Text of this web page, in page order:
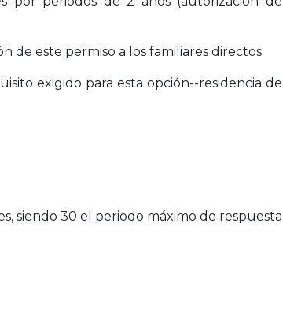
de este permiso a los familiares directos
exigido para esta opción--residencia de
siendo 30 el periodo máximo de respuesta